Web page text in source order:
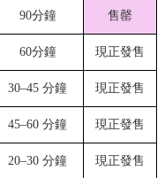
90分鐘 售罄
60分鐘 現正發售
30–45 分鐘 現正發售
45–60 分鐘 現正發售
20–30 分鐘 現正發售